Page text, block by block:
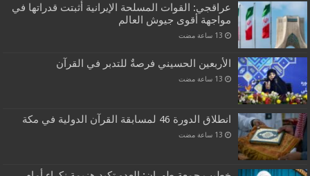
عراقجي: القوات المسلحة الإيرانية أثبتت قدراتها في
مواجهة أقوى جيوش العالم
الأربعين الحسيني فرصةٌ للتدبر في القرآن
انطلاق الدورة 46 لمسابقة القرآن الدولية في مكة